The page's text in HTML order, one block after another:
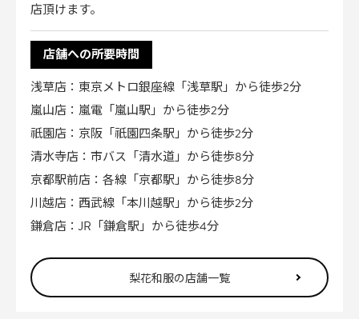
店頂けます。
店舗への所要時間
浅草店 ：東京メトロ銀座線「浅草駅」から徒歩2分
嵐山店 ：嵐電「嵐山駅」から徒歩2分
祇園店 ：京阪「祇園四条駅」から徒歩2分
清水寺店 ：市バス「清水道」から徒歩8分
京都駅前店 ：各線「京都駅」から徒歩8分
川越店 ：西武線「本川越駅」から徒歩2分
鎌倉店 ：JR「鎌倉駅」から徒歩4分
梨花和服の店舗一覧